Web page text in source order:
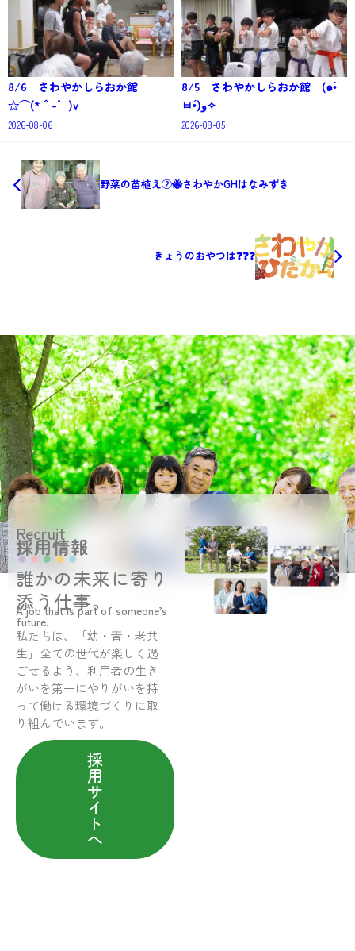
8/6 さわやかしらおか館
☆⌒(*＾-゜)v
2026-08-06
8/5 さわやかしらおか館 (๑•̀
ㅂ•́)و✧
2026-08-05
野菜の苗植え②🐝さわやかGHはなみずき
きょうのおやつは❓❓❓
Recruit
採用情報
誰かの未来に寄り
添う仕事。
A job that is part of someone’s
future.
私たちは、「幼・青・老共
生」全ての世代が楽しく過
ごせるよう、利用者の生き
がいを第一にやりがいを持
って働ける環境づくりに取
り組んでいます。
採
用
サ
イ
ト
へ